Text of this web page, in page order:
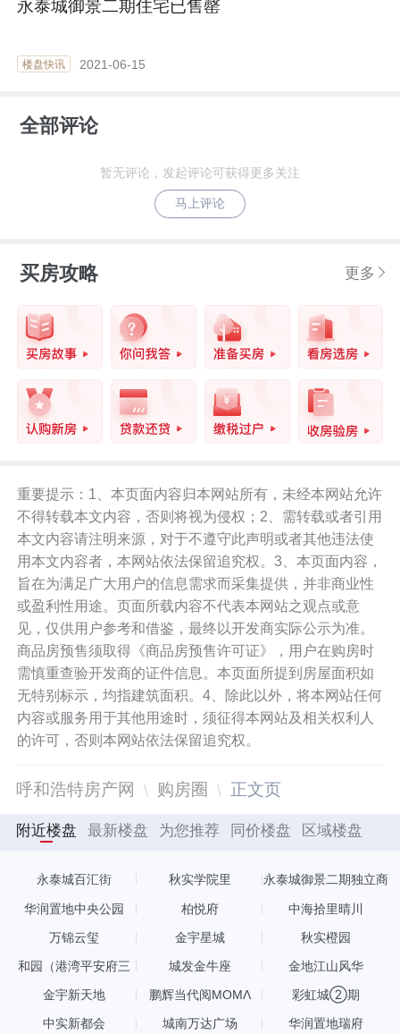
永泰城御景二期住宅已售罄
楼盘快讯 2021-06-15
全部评论
暂无评论，发起评论可获得更多关注
马上评论
买房攻略 更多
重要提示：1、本页面内容归本网站所有，未经本网站允许
不得转载本文内容，否则将视为侵权；2、需转载或者引用
本文内容请注明来源，对于不遵守此声明或者其他违法使
用本文内容者，本网站依法保留追究权。3、本页面内容，
旨在为满足广大用户的信息需求而采集提供，并非商业性
或盈利性用途。页面所载内容不代表本网站之观点或意
见，仅供用户参考和借鉴，最终以开发商实际公示为准。
商品房预售须取得《商品房预售许可证》，用户在购房时
需慎重查验开发商的证件信息。本页面所提到房屋面积如
无特别标示，均指建筑面积。4、除此以外，将本网站任何
内容或服务用于其他用途时，须征得本网站及相关权利人
的许可，否则本网站依法保留追究权。
呼和浩特房产网 购房圈 正文页
附近楼盘 最新楼盘 为您推荐 同价楼盘 区域楼盘
永泰城百汇街 秋实学院里
永泰城御景二期独立商
华润置地中央公园 柏悦府 中海拾里晴川
万锦云玺 金宇星城 秋实橙园
和园（港湾平安府三
城发金牛座 金地江山风华
金宇新天地 鹏辉当代阅MOMΛ 彩虹城②期
中实新都会 城南万达广场 华润置地瑞府